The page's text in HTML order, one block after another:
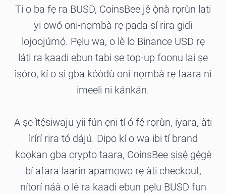
Ti o ba fẹ ra BUSD, CoinsBee jẹ́ ọ̀nà rọrùn lati
yi owó oni-nọmbà rẹ pada sí rira gidi
lojoojúmọ́. Pẹlu wa, o lè lo Binance USD rẹ
láti ra kaadi ebun tabi ṣe top-up foonu lai ṣe
ìṣòro, kí o sì gba kóòdù oni-nọmbà rẹ taara ní
imeeli ni kánkán.
A ṣe ìtẹ́siwaju yii fún ẹni tí ó fẹ́ rọrùn, iyara, àti
ìrírí rira tó dájú. Dipo kí o wa ibi tí brand
kọọkan gba crypto taara, CoinsBee ṣiṣẹ́ gẹ́gẹ́
bí afara laarin apamọwọ rẹ àti checkout,
nítorí náà o lè ra kaadi ebun pẹlu BUSD fun